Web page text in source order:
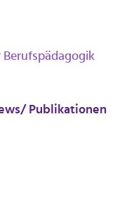
Publikationen